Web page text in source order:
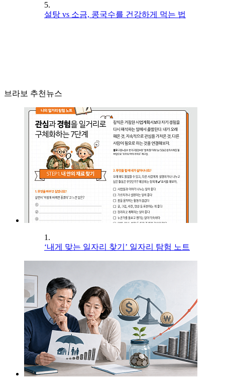
5.
설탕 vs 소금, 콩국수를 건강하게 먹는 법
브라보 추천뉴스
1.
‘내게 맞는 일자리 찾기’ 일자리 탐험 노트